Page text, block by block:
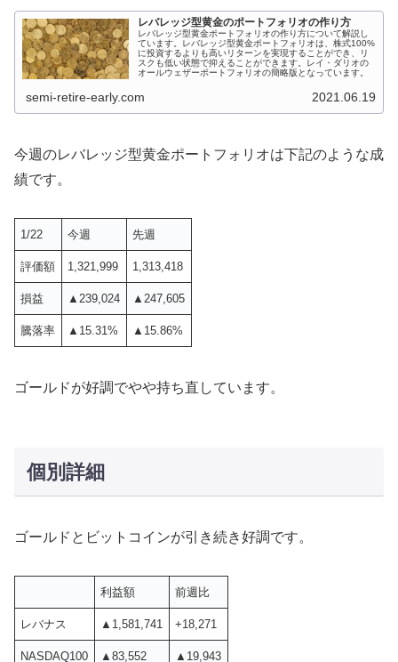
レバレッジ型黄金のポートフォリオの作り方
レバレッジ型黄金ポートフォリオの作り方について解説し
ています。レバレッジ型黄金ポートフォリオは、株式100%
に投資するよりも高いリターンを実現することができ、リ
スクも低い状態で抑えることができます。レイ・ダリオの
オールウェザーポートフォリオの簡略版となっています。
semi-retire-early.com 2021.06.19
今週のレバレッジ型黄金ポートフォリオは下記のような成
績です。
1/22 今週 先週
評価額 1,321,999 1,313,418
損益 ▲239,024 ▲247,605
騰落率 ▲15.31% ▲15.86%
ゴールドが好調でやや持ち直しています。
個別詳細
ゴールドとビットコインが引き続き好調です。
利益額 前週比
レバナス ▲1,581,741 +18,271
NASDAQ100 ▲83,552 ▲19,943